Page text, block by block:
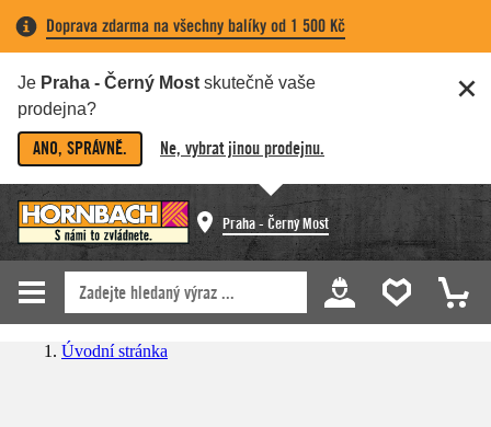
Doprava zdarma na všechny balíky od 1 500 Kč
Je Praha - Černý Most skutečně vaše
prodejna?
ANO, SPRÁVNĚ. Ne, vybrat jinou prodejnu.
Praha - Černý Most
Úvodní stránka